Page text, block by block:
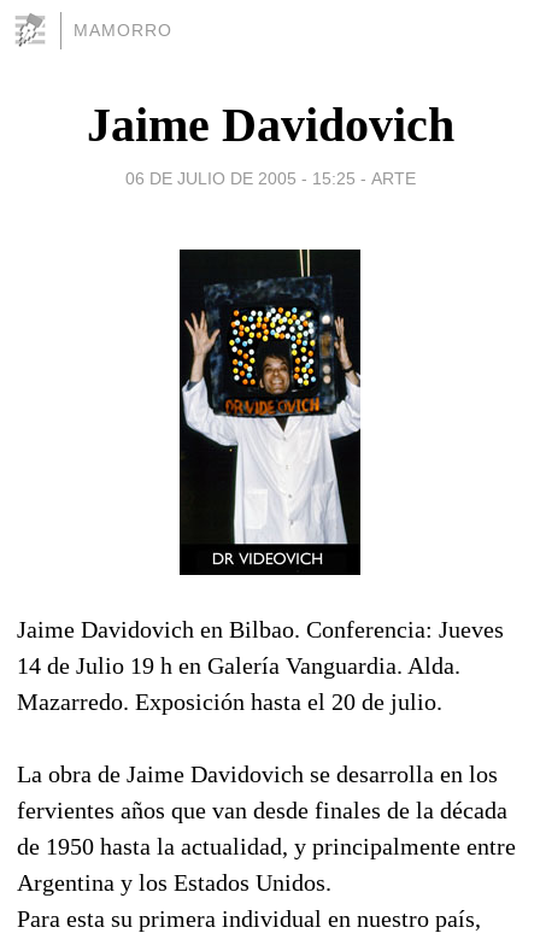
MAMORRO
Jaime Davidovich
06 DE JULIO DE 2005 - 15:25 - ARTE
Jaime Davidovich en Bilbao. Conferencia: Jueves
14 de Julio 19 h en Galería Vanguardia. Alda.
Mazarredo. Exposición hasta el 20 de julio.
La obra de Jaime Davidovich se desarrolla en los
fervientes años que van desde finales de la década
de 1950 hasta la actualidad, y principalmente entre
Argentina y los Estados Unidos.
Para esta su primera individual en nuestro país,